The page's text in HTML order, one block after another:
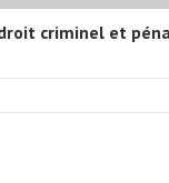
criminel et